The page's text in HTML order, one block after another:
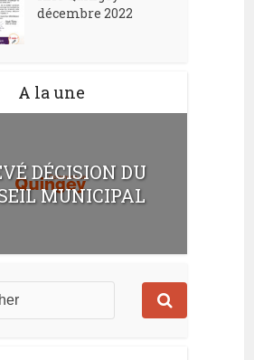
décembre 2022
A la une
DÉCISION DU
MUNICIPAL